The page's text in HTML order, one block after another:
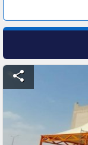
share